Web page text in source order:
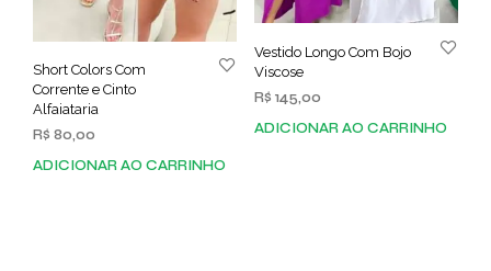
Short Colors Com
Corrente e Cinto
Alfaiataria
R$ 80,00
ADICIONAR AO CARRINHO
Vestido Longo Com Bojo
Viscose
R$ 145,00
ADICIONAR AO CARRINHO